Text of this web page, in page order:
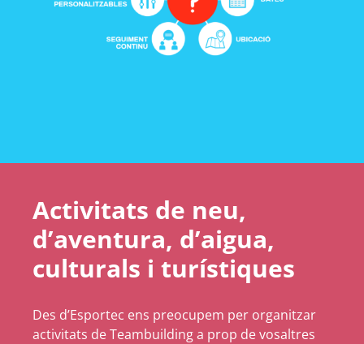
Activitats de neu,
d’aventura, d’aigua,
culturals i turístiques
Des d’Esportec ens preocupem per organitzar
activitats de Teambuilding a prop de vosaltres